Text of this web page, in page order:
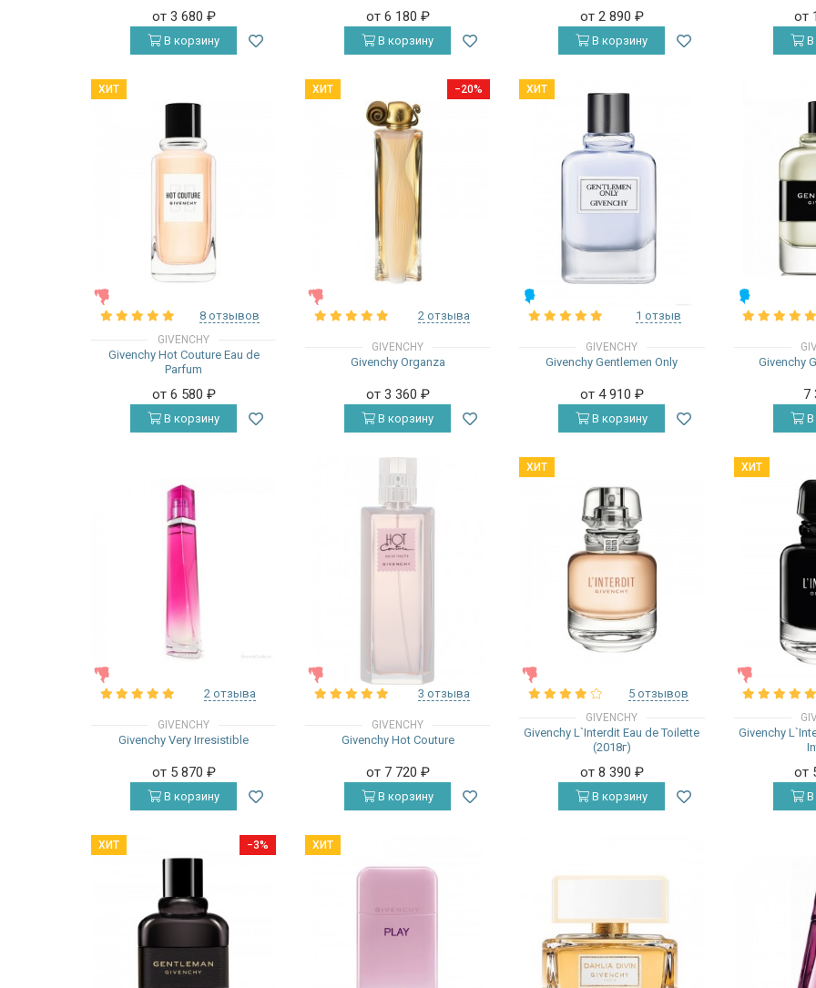
от 3 680 ₽
В корзину
от 6 180 ₽
В корзину
от 2 890 ₽
В корзину
от
В
ХИТ
8 отзывов
GIVENCHY
Givenchy Hot Couture Eau de
Parfum
от 6 580 ₽
В корзину
−20%
ХИТ
2 отзыва
GIVENCHY
Givenchy Organza
от 3 360 ₽
В корзину
ХИТ
1 отзыв
GIVENCHY
Givenchy Gentlemen Only
от 4 910 ₽
В корзину
Givenchy
7
В
2 отзыва
GIVENCHY
Givenchy Very Irresistible
от 5 870 ₽
В корзину
ЖЕНСКИЕ
3 отзыва
GIVENCHY
Givenchy Hot Couture
от 7 720 ₽
В корзину
ХИТ
5 отзывов
GIVENCHY
Givenchy L`Interdit Eau de Toilette
(2018г)
от 8 390 ₽
В корзину
ХИТ
Givenchy
от
В
−3%
ХИТ ХИТ